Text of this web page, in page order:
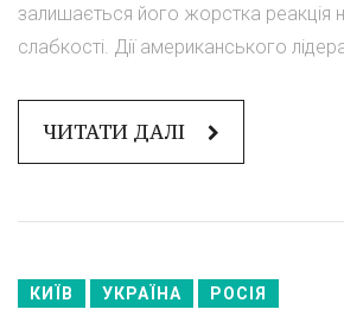
залишається його жорстка реакція
слабкості. Дії американського
ЧИТАТИ ДАЛІ
КИЇВ УКРАЇНА РОСІЯ